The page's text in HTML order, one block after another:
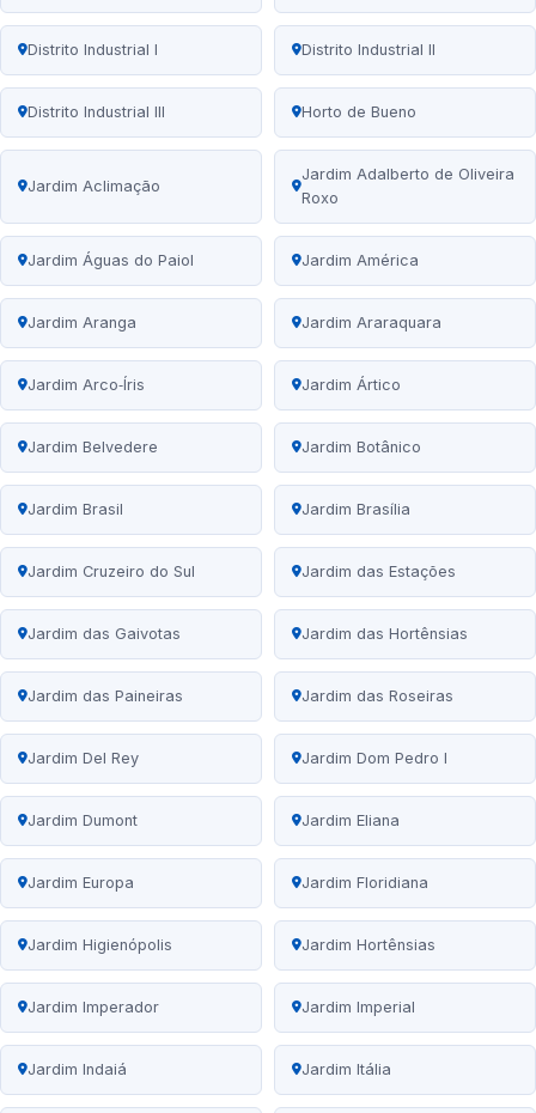
Distrito Industrial I Distrito Industrial II
Distrito Industrial III Horto de Bueno
Jardim Aclimação
Jardim Adalberto de Oliveira
Roxo
Jardim Águas do Paiol Jardim América
Jardim Aranga Jardim Araraquara
Jardim Arco‑Íris Jardim Ártico
Jardim Belvedere Jardim Botânico
Jardim Brasil Jardim Brasília
Jardim Cruzeiro do Sul Jardim das Estações
Jardim das Gaivotas Jardim das Hortênsias
Jardim das Paineiras Jardim das Roseiras
Jardim Del Rey Jardim Dom Pedro I
Jardim Dumont Jardim Eliana
Jardim Europa Jardim Floridiana
Jardim Higienópolis Jardim Hortênsias
Jardim Imperador Jardim Imperial
Jardim Indaiá Jardim Itália